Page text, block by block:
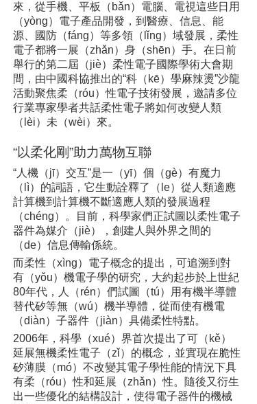
來，從手機、平板（bǎn）電腦、電視這些日用
（yòng）電子產品開發，到醫療、信息、能
源、國防（fáng）等多領（lǐng）域發展，柔性
電子都將一展（zhǎn）身（shēn）手。在日前
舉行的第二屆（jiè）柔性電子國際學術大會期
間，由中國科協推出的“科（kē）學麻辣燙”沙龍
活動聚焦柔（róu）性電子技術發展，邀請多位
行業專家學者共話柔性電子將如何改變人類
（lèi）未（wèi）來。
“以柔化剛”助力萬物互聯
“人機（jī）交互”是一（yī）個（gè）有魔力
（lì）的詞語，它生動詮釋了（le）從人類適應
計算機到計算機不斷適應人類的發展過程
（chéng）。目前，科學家們正試圖以柔性電子
器件為媒介（jiè），創建人與外界之間的
（de）信息傳輸係統。
而柔性（xìng）電子概念的提出，可追溯到對
有（yǒu）機電子學的研究，大約起步於上世紀
80年代，人（rén）們試圖（tú）用有機半導體
替代矽等無（wú）機半導體，從而使有機電
（diàn）子器件（jiàn）具備柔性特點。
2006年，科學（xué）界首次提出了可（kě）
延展無機柔性電子（zǐ）的概念，並實現在脆性
矽薄膜（mó）不改變其電子學性能的情況下具
有柔（róu）性和延展（zhǎn）性。隨後又衍生
出一些優化的結構設計，使得電子器件的機械